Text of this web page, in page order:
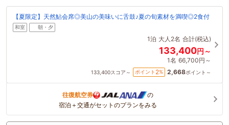
【夏限定】天然鮎会席◎美山の美味いに舌鼓♪夏の旬素材を満喫◎2食付
和室 朝・夕
1泊 大人2名 合計(税込)
133,400円～
1名 66,700円～
133,400スコア～ ポイント 2% 2,668ポイント～
往復航空券
の
宿泊＋交通がセットのプランをみる